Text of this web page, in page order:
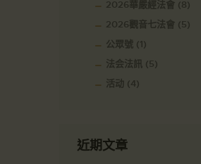
2026華嚴經法會 (8)
2026觀音七法會 (5)
公眾號 (1)
法会法訊 (5)
活动 (4)
近期文章